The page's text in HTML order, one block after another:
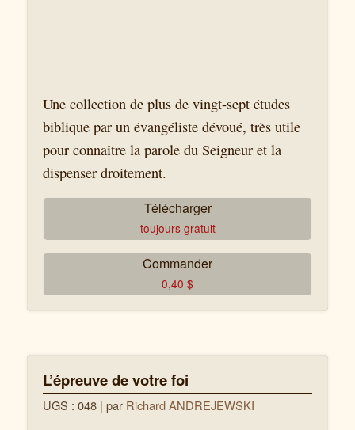
Une collection de plus de vingt-sept études
biblique par un évangéliste dévoué, très utile
pour connaître la parole du Seigneur et la
dispenser droitement.
Télécharger
toujours gratuit
Commander
0,40 $
L’épreuve de votre foi
UGS : 048 | par Richard ANDREJEWSKI